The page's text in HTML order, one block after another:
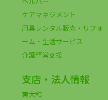
ケアマネジメント
用具レンタル販売・リフォ
ーム・生活サービス
介護経営支援
支店・法人情報
東大和